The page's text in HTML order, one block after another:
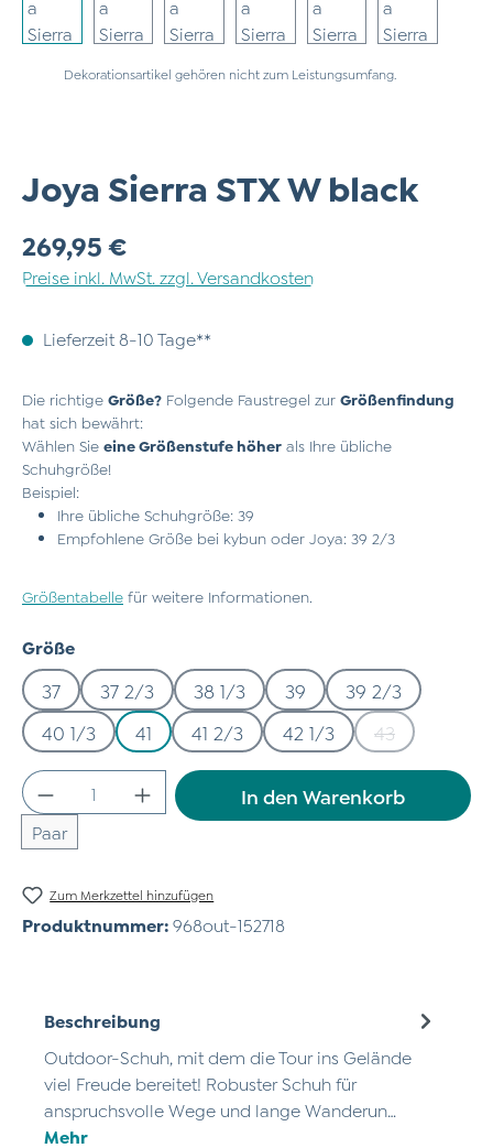
Dekorationsartikel gehören nicht zum Leistungsumfang.
Joya Sierra STX W black
Regulärer Preis:
269,95 €
Preise inkl. MwSt. zzgl. Versandkosten
Lieferzeit 8-10 Tage**
Die richtige Größe? Folgende Faustregel zur Größenfindung
hat sich bewährt:
Wählen Sie eine Größenstufe höher als Ihre übliche
Schuhgröße!
Beispiel:
Ihre übliche Schuhgröße: 39
Empfohlene Größe bei kybun oder Joya: 39 2/3
Größentabelle für weitere Informationen.
Größeauswählen
37 37 2/3 38 1/3 39
39 2/3
40 1/3
41 41 2/3 42 1/3 43(Diese
Produkt Anzahl: Gib den gewünschten
Paar
In den Warenkorb
Zum Merkzettel hinzufügen
Produktnummer: 968out-152718
Beschreibung
Outdoor-Schuh, mit dem die Tour ins Gelände
viel Freude bereitet! Robuster Schuh für
anspruchsvolle Wege und lange Wanderun…
Mehr